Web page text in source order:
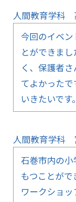
人間教育学科
今回のイベ
とができま
く、保護者
てよかった
いきたいです。
人間教育学科
石巻市内の
もつことがで
ワークショ